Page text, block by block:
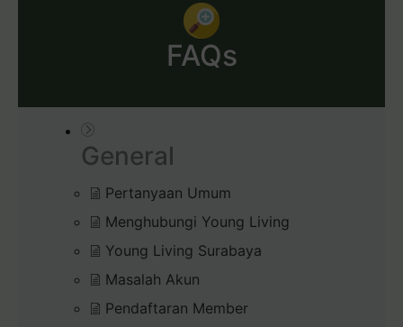
FAQs
General
Pertanyaan Umum
Menghubungi Young Living
Young Living Surabaya
Masalah Akun
Pendaftaran Member